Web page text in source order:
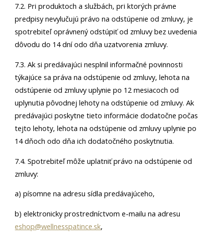
7.2. Pri produktoch a službách, pri ktorých právne
predpisy nevylučujú právo na odstúpenie od zmluvy, je
spotrebiteľ oprávnený odstúpiť od zmluvy bez uvedenia
dôvodu do 14 dní odo dňa uzatvorenia zmluvy.
7.3. Ak si predávajúci nesplnil informačné povinnosti
týkajúce sa práva na odstúpenie od zmluvy, lehota na
odstúpenie od zmluvy uplynie po 12 mesiacoch od
uplynutia pôvodnej lehoty na odstúpenie od zmluvy. Ak
predávajúci poskytne tieto informácie dodatočne počas
tejto lehoty, lehota na odstúpenie od zmluvy uplynie po
14 dňoch odo dňa ich dodatočného poskytnutia.
7.4. Spotrebiteľ môže uplatniť právo na odstúpenie od
zmluvy:
a) písomne na adresu sídla predávajúceho,
b) elektronicky prostredníctvom e-mailu na adresu
eshop@wellnesspatince.sk,